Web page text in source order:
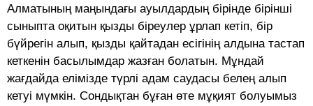
Алматының маңындағы ауылдардың бірінде бірінші
сыныпта оқитын қызды біреулер ұрлап кетіп, бір
бүйрегін алып, қызды қайтадан есігінің алдына тастап
кеткенін басы­лымдар жазған болатын. Мұндай
жағдайда елімізде түрлі адам саудасы белең алып
кетуі мүмкін. Сон­дықтан бұған өте мұқият болуымыз